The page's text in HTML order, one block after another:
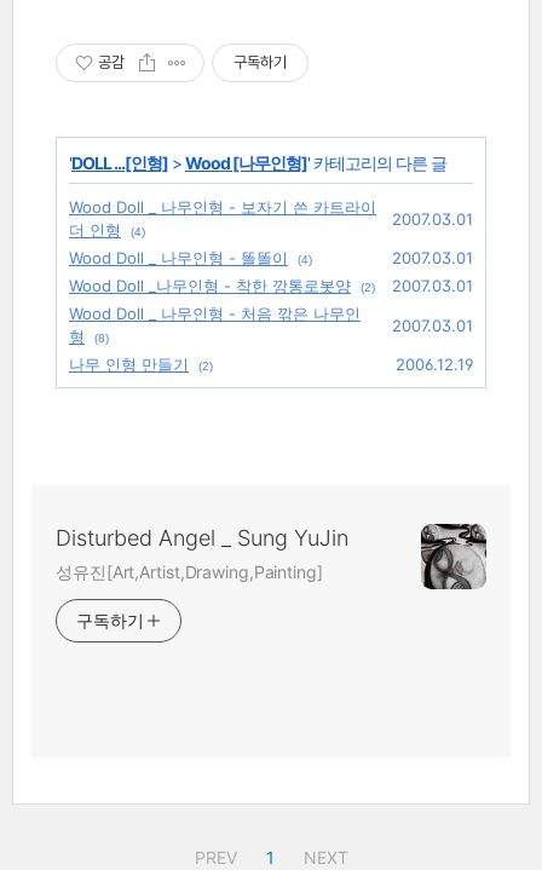
공감 구독하기
'DOLL ...[인형] >Wood [나무인형]' 카테고리의 다른 글
Wood Doll _ 나무인형 - 보자기 쓴 카트라이
더 인형
(4)
2007.03.01
Wood Doll _ 나무인형 - 똘똘이
(4)
2007.03.01
Wood Doll _나무인형 - 착한 깡통로봇양
(2)
2007.03.01
Wood Doll _ 나무인형 - 처음 깎은 나무인
형
(8)
2007.03.01
나무 인형 만들기
(2) 2006.12.19
Disturbed Angel _ Sung YuJin
성유진[Art,Artist,Drawing,Painting]
구독하기
PREV 1 NEXT